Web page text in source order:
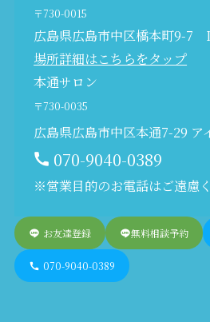
〒730-0015
広島県広島市中区橋本町9-7
場所詳細はこちらをタップ
本通サロン
〒730-0035
広島県広島市中区本通7-29 ア
070-9040-0389
※営業目的のお電話はご遠慮
お友達登録 無料相談予約
070-9040-0389